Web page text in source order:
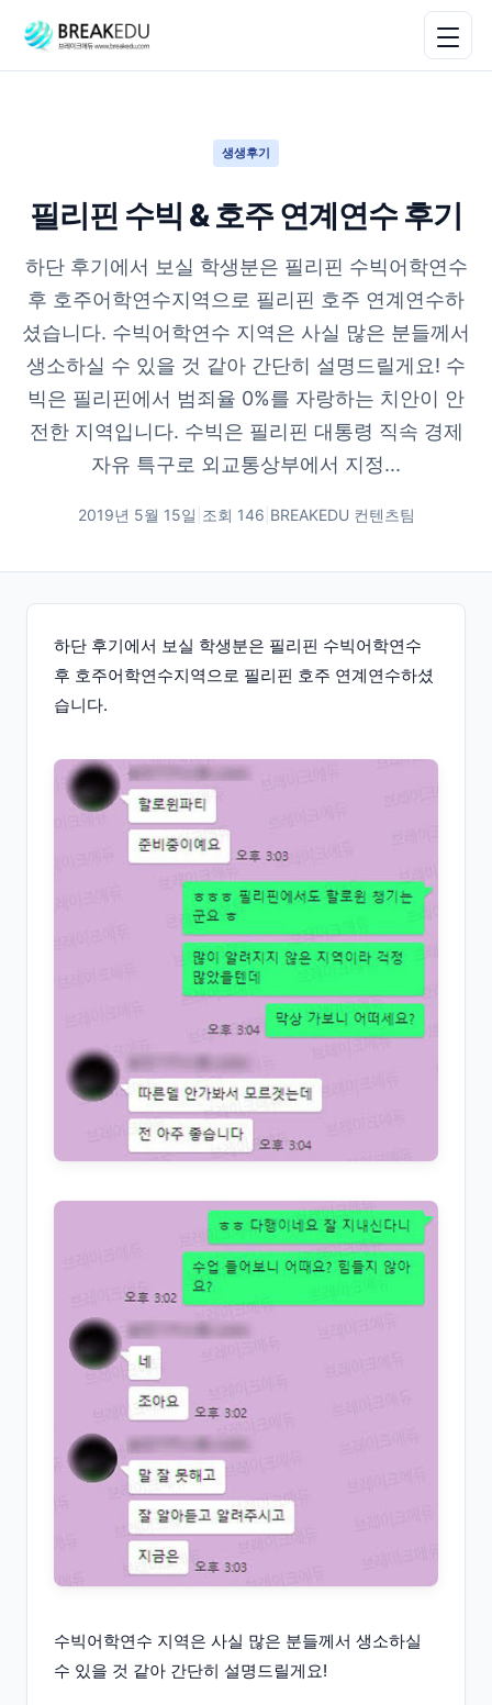
생생후기
필리핀 수빅 & 호주 연계연수 후기
하단 후기에서 보실 학생분은 필리핀 수빅어학연수
후 호주어학연수지역으로 필리핀 호주 연계연수하
셨습니다. 수빅어학연수 지역은 사실 많은 분들께서
생소하실 수 있을 것 같아 간단히 설명드릴게요! 수
빅은 필리핀에서 범죄율 0%를 자랑하는 치안이 안
전한 지역입니다. 수빅은 필리핀 대통령 직속 경제
자유 특구로 외교통상부에서 지정...
2019년 5월 15일 조회 146 BREAKEDU 컨텐츠팀
하단 후기에서 보실 학생분은 필리핀 수빅어학연수
후 호주어학연수지역으로 필리핀 호주 연계연수하셨
습니다.
수빅어학연수 지역은 사실 많은 분들께서 생소하실
수 있을 것 같아 간단히 설명드릴게요!